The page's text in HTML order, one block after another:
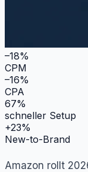
–18%
CPM
–16%
CPA
67%
schneller Setup
+23%
New-to-Brand
Amazon rollt